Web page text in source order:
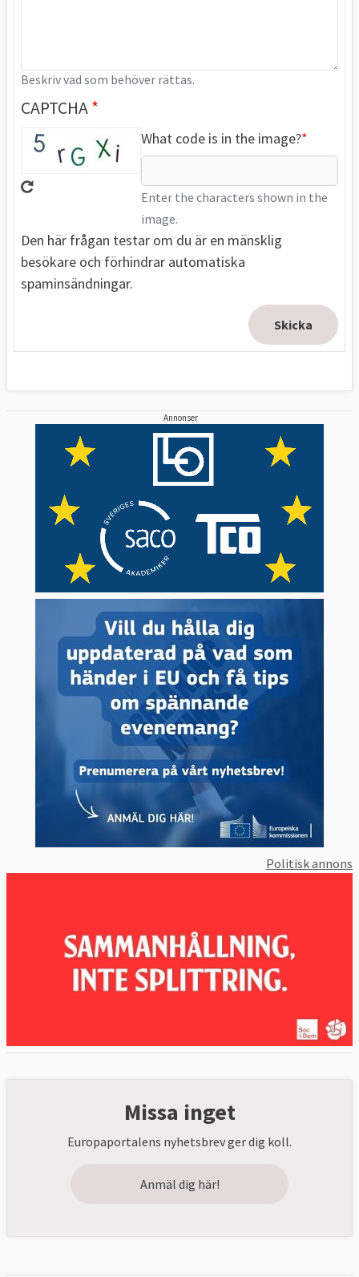
Beskriv vad som behöver rättas.
CAPTCHA
What code is in the image?
Enter the characters shown in the
image.
Den här frågan testar om du är en mänsklig
besökare och förhindrar automatiska
spaminsändningar.
Annonser
Politisk annons
Missa inget
Europaportalens nyhetsbrev ger dig koll.
Anmäl dig här!